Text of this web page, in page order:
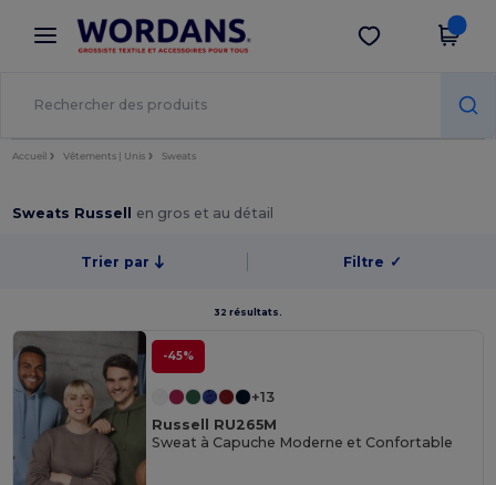
× Appli Wordans
Meilleurs prix sur l’app !
Obtenir l'appli
Accueil Vêtements | Unis Sweats
Sweats Russell en gros et au détail
Trier par Filtre ✓
32 résultats.
-45%
+13
Russell RU265M
Sweat à Capuche Moderne et Confortable